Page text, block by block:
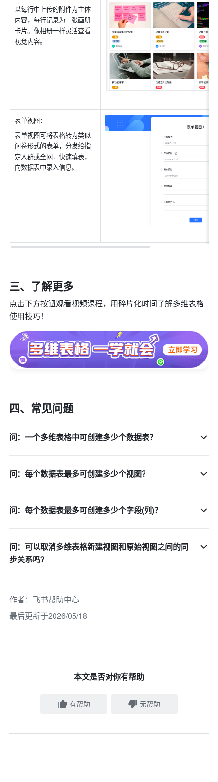
以每行中上传的附件为主体
内容，每行记录为一张画册
卡片。像相册一样灵活查看
视觉内容。
表单视图：
表单视图可将表格转为类似
问卷形式的表单，分发给指
定人群或全网，快速填表，
向数据表中录入信息。
三、了解更多
点击下方按钮观看视频课程，用碎片化时间了解多维表格
使用技巧！
四、常见问题
问：一个多维表格中可创建多少个数据表？
问：每个数据表最多可创建多少个视图？
问：每个数据表最多可创建多少个字段(列)？
问：可以取消多维表格新建视图和原始视图之间的同
步关系吗？
作者： 飞书帮助中心
最后更新于2026/05/18
本文是否对你有帮助
有帮助 无帮助